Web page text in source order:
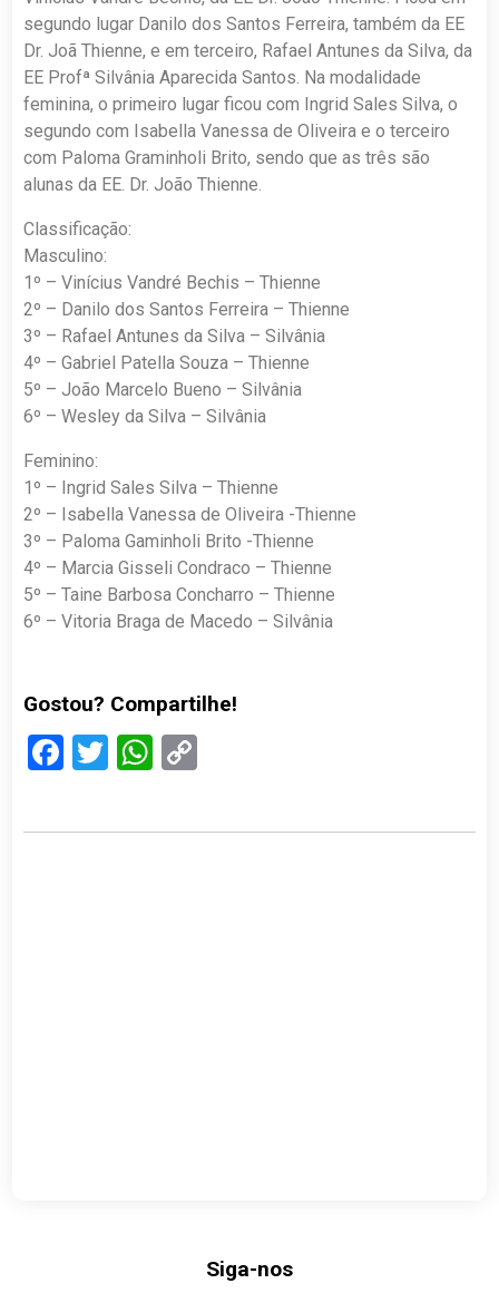
segundo lugar Danilo dos Santos Ferreira, também da EE
Dr. Joã Thienne, e em terceiro, Rafael Antunes da Silva, da
EE Profª Silvânia Aparecida Santos. Na modalidade
feminina, o primeiro lugar ficou com Ingrid Sales Silva, o
segundo com Isabella Vanessa de Oliveira e o terceiro
com Paloma Graminholi Brito, sendo que as três são
alunas da EE. Dr. João Thienne.
Classificação:
Masculino:
1º – Vinícius Vandré Bechis – Thienne
2º – Danilo dos Santos Ferreira – Thienne
3º – Rafael Antunes da Silva – Silvânia
4º – Gabriel Patella Souza – Thienne
5º – João Marcelo Bueno – Silvânia
6º – Wesley da Silva – Silvânia
Feminino:
1º – Ingrid Sales Silva – Thienne
2º – Isabella Vanessa de Oliveira -Thienne
3º – Paloma Gaminholi Brito -Thienne
4º – Marcia Gisseli Condraco – Thienne
5º – Taine Barbosa Concharro – Thienne
6º – Vitoria Braga de Macedo – Silvânia
Gostou? Compartilhe!
Facebook
TwitterWhatsApp
Siga-nos